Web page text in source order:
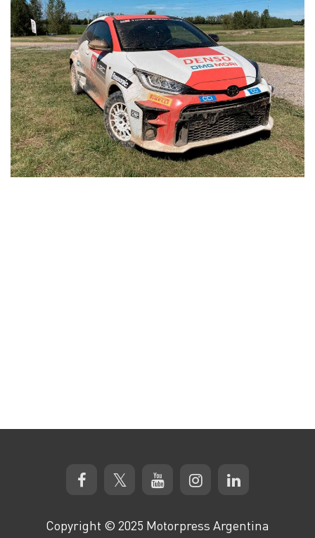
Copyright © 2025 Motorpress Argentina